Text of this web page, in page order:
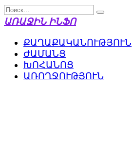
Перейти
к
Search
for:
ԱՌԱՋԻՆ ԻՆՖՈ
ՔԱՂԱՔԱԿԱՆՈՒԹՅՈՒՆ
ԺԱՄԱՆՑ
ԽՈՀԱՆՈՑ
ԱՌՈՂՋՈՒԹՅՈՒՆ